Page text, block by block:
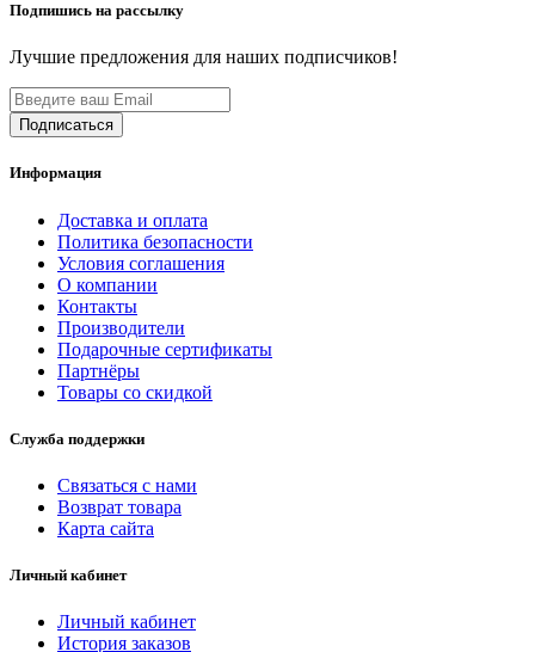
Подпишись на рассылку
Лучшие предложения для наших подписчиков!
Информация
Доставка и оплата
Политика безопасности
Условия соглашения
О компании
Контакты
Производители
Подарочные сертификаты
Партнёры
Товары со скидкой
Служба поддержки
Связаться с нами
Возврат товара
Карта сайта
Личный кабинет
Личный кабинет
История заказов